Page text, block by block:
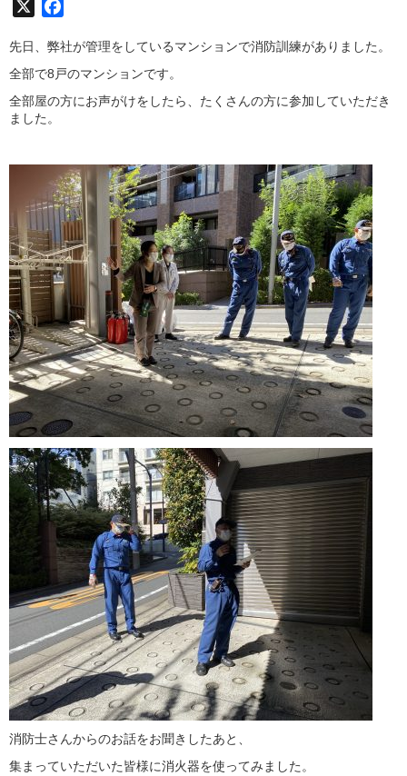
先日、弊社が管理をしているマンションで消防訓練がありました。
全部で8戸のマンションです。
全部屋の方にお声がけをしたら、たくさんの方に参加していただき
ました。
消防士さんからのお話をお聞きしたあと、
集まっていただいた皆様に消火器を使ってみました。